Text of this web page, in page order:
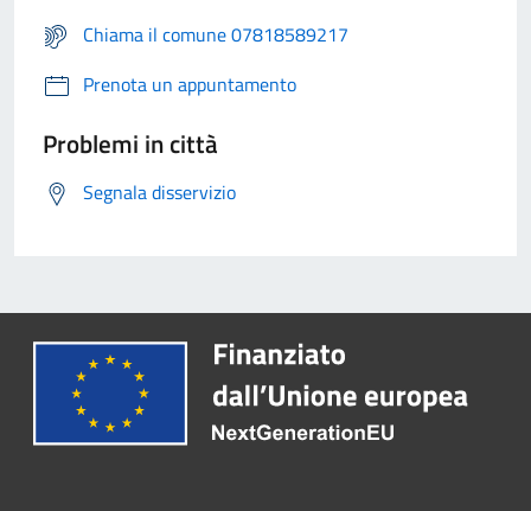
Chiama il comune 07818589217
Prenota un appuntamento
Problemi in città
Segnala disservizio